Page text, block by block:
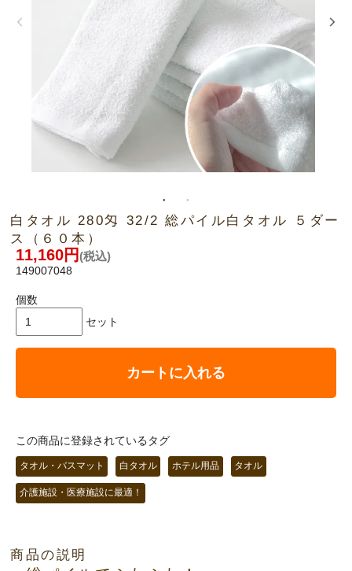
白タオル 280匁 32/2 総パイル白タオル ５ダー
ス（６０本）
11,160円(税込)
149007048
個数
セット
カートに入れる
この商品に登録されているタグ
タオル・バスマット 白タオル ホテル用品 タオル
介護施設・医療施設に最適！
商品の説明